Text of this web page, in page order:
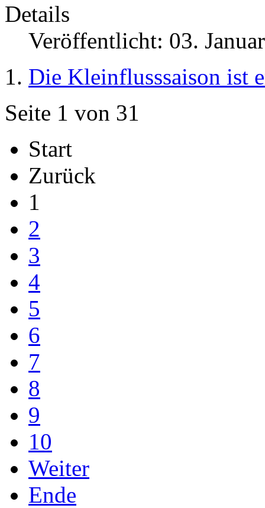
Details
Veröffentlicht: 03.
Die Kleinflusssaison ist
Seite 1 von 31
Start
Zurück
1
2
3
4
5
6
7
8
9
10
Weiter
Ende